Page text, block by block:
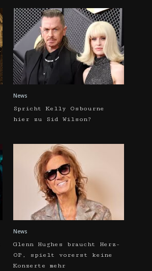
News
Spricht Kelly Osbourne
hier zu Sid Wilson?
News
Glenn Hughes braucht Herz-
OP, spielt vorerst keine
Konzerte mehr